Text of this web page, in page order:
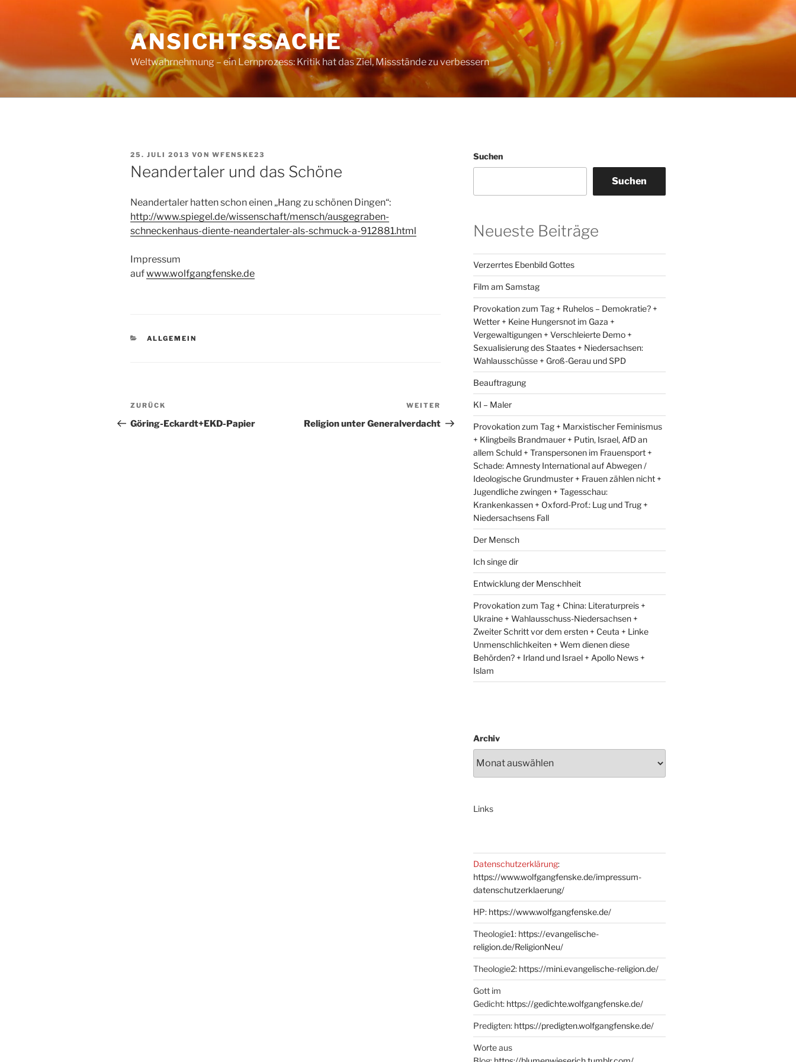
ANSICHTSSACHE
Weltwahrnehmung – ein Lernprozess: Kritik hat das Ziel, Missstände zu verbessern
VERÖFFENTLICHT
AM
25. JULI 2013 VON WFENSKE23
Neandertaler und das Schöne
Neandertaler hatten schon einen „Hang zu schönen Dingen“:
http://www.spiegel.de/wissenschaft/mensch/ausgegraben-
schneckenhaus-diente-neandertaler-als-schmuck-a-912881.html
Impressum
aufwww.wolfgangfenske.de
KATEGORIEN
ALLGEMEIN
Beitragsnavigation
Vorheriger
Beitrag
ZURÜCK
Göring-Eckardt+EKD-Papier
Nächster
Beitrag
WEITER
Religion unter Generalverdacht
Suchen
Suchen
Neueste Beiträge
Verzerrtes Ebenbild Gottes
Film am Samstag
Provokation zum Tag + Ruhelos – Demokratie? +
Wetter + Keine Hungersnot im Gaza +
Vergewaltigungen + Verschleierte Demo +
Sexualisierung des Staates + Niedersachsen:
Wahlausschüsse + Groß-Gerau und SPD
Beauftragung
KI – Maler
Provokation zum Tag + Marxistischer Feminismus
+ Klingbeils Brandmauer + Putin, Israel, AfD an
allem Schuld + Transpersonen im Frauensport +
Schade: Amnesty International auf Abwegen /
Ideologische Grundmuster + Frauen zählen nicht +
Jugendliche zwingen + Tagesschau:
Krankenkassen + Oxford-Prof.: Lug und Trug +
Niedersachsens Fall
Der Mensch
Ich singe dir
Entwicklung der Menschheit
Provokation zum Tag + China: Literaturpreis +
Ukraine + Wahlausschuss-Niedersachsen +
Zweiter Schritt vor dem ersten + Ceuta + Linke
Unmenschlichkeiten + Wem dienen diese
Behörden? + Irland und Israel + Apollo News +
Islam
Archiv
Links
Datenschutzerklärung:
https://www.wolfgangfenske.de/impressum-
datenschutzerklaerung/
HP: https://www.wolfgangfenske.de/
Theologie1: https://evangelische-
religion.de/ReligionNeu/
Theologie2: https://mini.evangelische-religion.de/
Gott im
Gedicht: https://gedichte.wolfgangfenske.de/
Predigten: https://predigten.wolfgangfenske.de/
Worte aus